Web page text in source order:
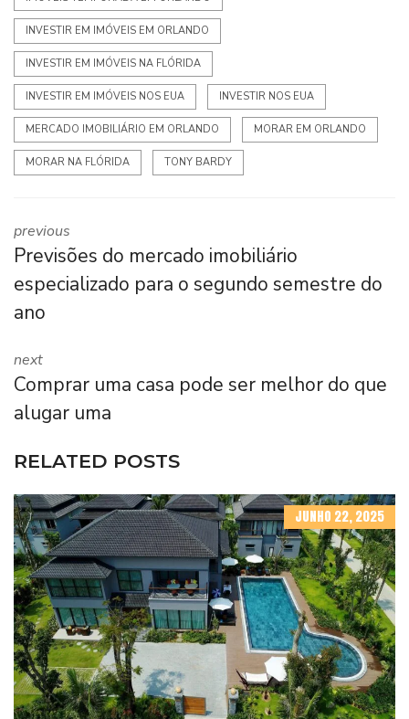
INVESTIR EM IMÓVEIS EM ORLANDO
INVESTIR EM IMÓVEIS NA FLÓRIDA
INVESTIR EM IMÓVEIS NOS EUA INVESTIR NOS EUA
MERCADO IMOBILIÁRIO EM ORLANDO MORAR EM ORLANDO
MORAR NA FLÓRIDA TONY BARDY
previous
Previsões do mercado imobiliário
especializado para o segundo semestre do
ano
next
Comprar uma casa pode ser melhor do que
alugar uma
RELATED POSTS
JUNHO 22, 2025